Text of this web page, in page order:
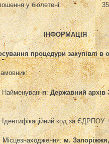
у бюлетені:
ІНФОРМАЦІЯ
процедури закупівлі в
Найменування:Державний архів
Ідентифікаційний код за ЄДРПОУ:
Місцезнаходження:м.